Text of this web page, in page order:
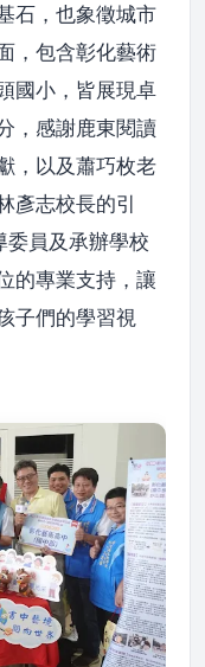
石，也象徵城市
，包含彰化藝術
國小，皆展現卓
，感謝鹿東閱讀
，以及蕭巧枚老
彥志校長的引
員及承辦學校
的專業支持，讓
子們的學習視